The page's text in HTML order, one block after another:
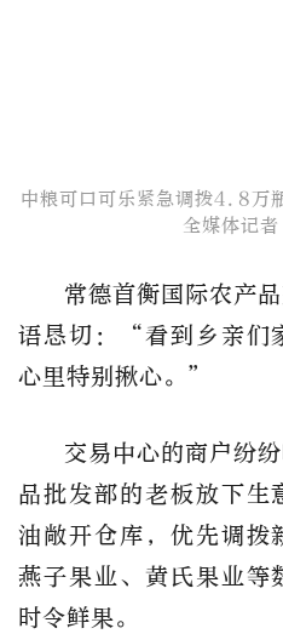
中粮可口可乐紧急调拨4.8万
全媒体记
常德首衡国际农产
语恳切：“看到乡亲们
心里特别揪心。”
交易中心的商户纷
品批发部的老板放下生
油敞开仓库，优先调拨
燕子果业、黄氏果业等
时令鲜果。